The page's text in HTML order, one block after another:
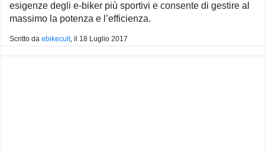
esigenze degli e-biker più sportivi e consente di gestire al
massimo la potenza e l’efficienza.
Scritto da ebikecult, il 18 Luglio 2017